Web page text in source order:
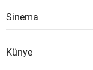
Sinema
Künye